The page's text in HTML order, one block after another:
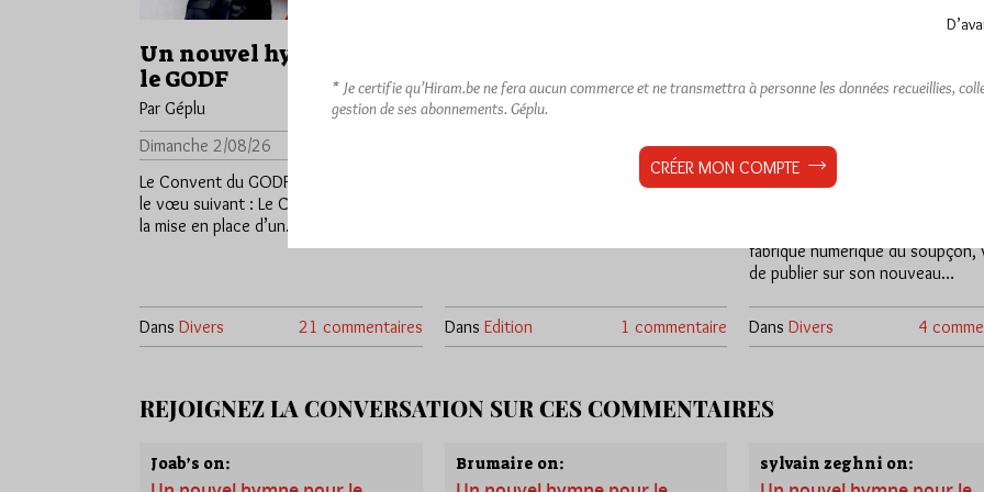
Un nouvel hymne pour
le GODF
Par Géplu
Dimanche 2/08/26
Le Convent du GODF 2025 avait émis
le vœu suivant : Le Convent décide de
la mise en place d’un…
Dans Divers 21 commentaires
Par Géplu
Dimanche 2/08/26
Un jour, les oiseaux du monde entier
décidèrent de partir à la recherche de
Dans Edition 1 commentaire
cyberattaque du DH
Jiri Pragman
Dimanche 2/08/26
fabrique numérique du soupçon,
de publier sur son nouveau…
Dans Divers 4
REJOIGNEZ LA CONVERSATION SUR CES COMMENTAIRES
Joab’s on: Brumaire on: sylvain zeghni on:
* Je certifie qu’Hiram.be ne fera aucun commerce et ne transmettra à personne les données recueillies,
gestion de ses abonnements. Géplu.
CRÉER MON COMPTE